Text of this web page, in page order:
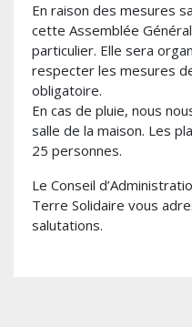
En raison des mesures
cette Assemblée
particulier. Elle sera
respecter les mesures
obligatoire.
En cas de pluie, nous
salle de la maison. Les
25 personnes.
Le Conseil
Terre Solidaire vous
salutations.